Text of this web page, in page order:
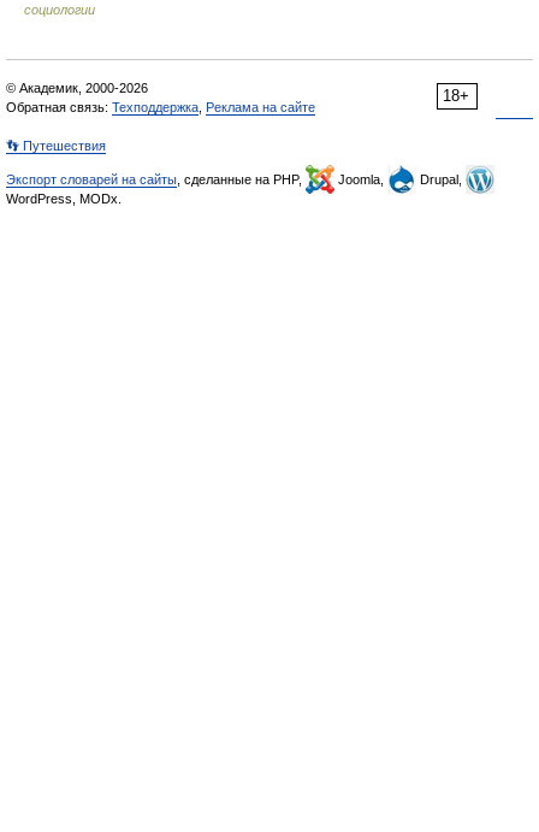
социологии
18+
© Академик, 2000-2026
Обратная связь: Техподдержка Реклама на сайте
👣 Путешествия
Экспорт словарей на сайты , сделанные на PHP, Joomla,
Drupal,
WordPress, MODx.